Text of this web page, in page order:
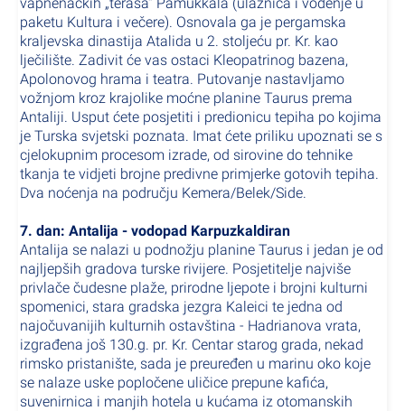
paketu Kultura i večere). Osnovala ga je pergamska
kraljevska dinastija Atalida u 2. stoljeću pr. Kr. kao
lječilište. Zadivit će vas ostaci Kleopatrinog bazena,
Apolonovog hrama i teatra. Putovanje nastavljamo
vožnjom kroz krajolike moćne planine Taurus prema
Antaliji. Usput ćete posjetiti i predionicu tepiha po kojima
je Turska svjetski poznata. Imat ćete priliku upoznati se s
cjelokupnim procesom izrade, od sirovine do tehnike
tkanja te vidjeti brojne predivne primjerke gotovih tepiha.
Dva noćenja na području Kemera/Belek/Side.
7. dan: Antalija - vodopad Karpuzkaldiran
Antalija se nalazi u podnožju planine Taurus i jedan je od
najljepših gradova turske rivijere. Posjetitelje najviše
privlače čudesne plaže, prirodne ljepote i brojni kulturni
spomenici, stara gradska jezgra Kaleici te jedna od
najočuvanijih kulturnih ostavština - Hadrianova vrata,
izgrađena još 130.g. pr. Kr. Centar starog grada, nekad
rimsko pristanište, sada je preuređen u marinu oko koje
se nalaze uske popločene uličice prepune kafića,
suvenirnica i manjih hotela u kućama iz otomanskih